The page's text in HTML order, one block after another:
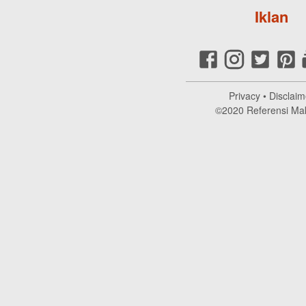
Iklan
Privacy•
©2020 Referensi